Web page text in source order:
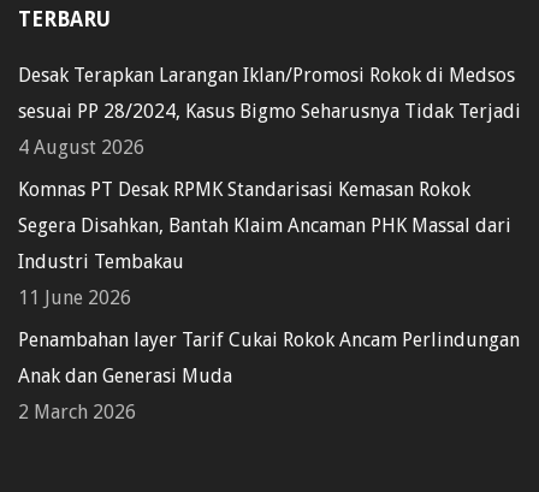
TERBARU
Desak Terapkan Larangan Iklan/Promosi Rokok di Medsos
sesuai PP 28/2024, Kasus Bigmo Seharusnya Tidak Terjadi
4 August 2026
Komnas PT Desak RPMK Standarisasi Kemasan Rokok
Segera Disahkan, Bantah Klaim Ancaman PHK Massal dari
Industri Tembakau
11 June 2026
Penambahan layer Tarif Cukai Rokok Ancam Perlindungan
Anak dan Generasi Muda
2 March 2026